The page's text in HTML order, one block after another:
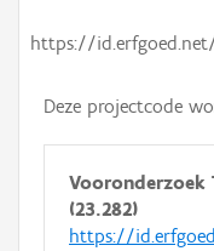
https://
Deze projectcode
Vooronderzoek
(23.282)
https://